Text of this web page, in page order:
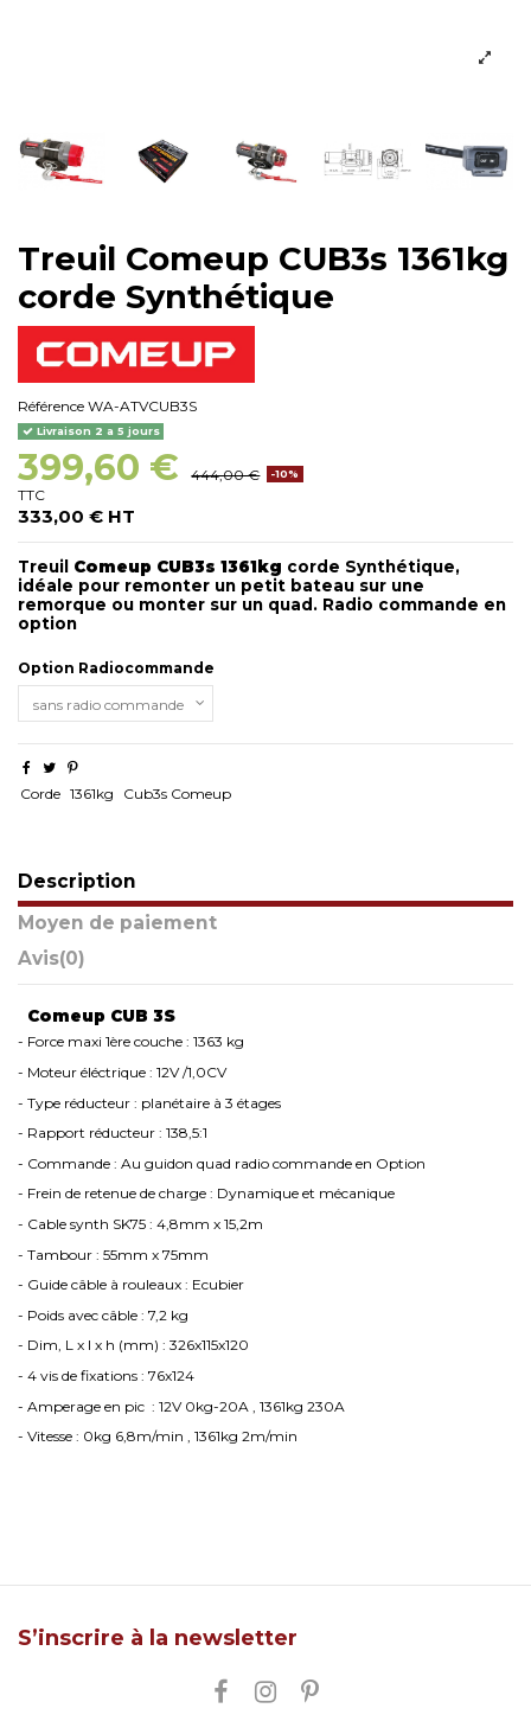
Treuil Comeup CUB3s 1361kg
corde Synthétique
Référence WA-ATVCUB3S
Livraison 2 a 5 jours
399,60 € 444,00 € -10%
TTC
333,00 € HT
Treuil Comeup CUB3s 1361kg corde Synthétique,
idéale pour remonter un petit bateau sur une
remorque ou monter sur un quad. Radio commande en
option
Option Radiocommande
Corde 1361kg Cub3s Comeup
Description
Moyen de paiement
Avis(0)
Comeup CUB 3S
- Force maxi 1ère couche : 1363 kg
- Moteur éléctrique : 12V /1,0CV
- Type réducteur : planétaire à 3 étages
- Rapport réducteur : 138,5:1
- Commande : Au guidon quad radio commande en Option
- Frein de retenue de charge : Dynamique et mécanique
- Cable synth SK75 : 4,8mm x 15,2m
- Tambour : 55mm x 75mm
- Guide câble à rouleaux : Ecubier
- Poids avec câble : 7,2 kg
- Dim, L x l x h (mm) : 326x115x120
- 4 vis de fixations : 76x124
- Amperage en pic : 12V 0kg-20A , 1361kg 230A
- Vitesse : 0kg 6,8m/min , 1361kg 2m/min
S’inscrire à la newsletter